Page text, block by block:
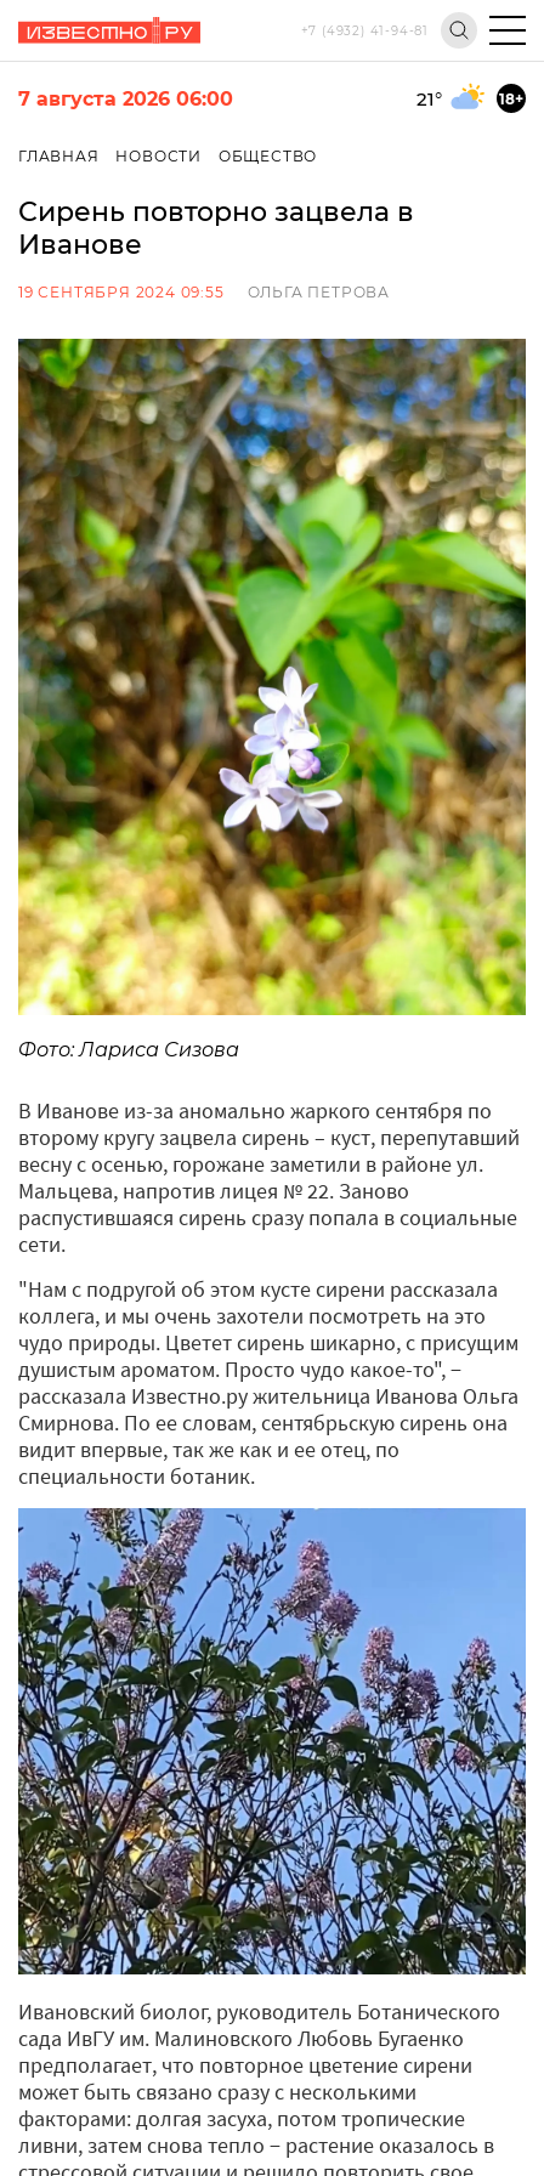
+7 (4932) 41-94-81
7 августа 2026 06:00 21° 18+
ГЛАВНАЯ НОВОСТИ ОБЩЕСТВО
Сирень повторно зацвела в
Иванове
19 СЕНТЯБРЯ 2024 09:55 ОЛЬГА ПЕТРОВА
Фото: Лариса Сизова
В Иванове из-за аномально жаркого сентября по
второму кругу зацвела сирень – куст, перепутавший
весну с осенью, горожане заметили в районе ул.
Мальцева, напротив лицея № 22. Заново
распустившаяся сирень сразу попала в социальные
сети.
"Нам с подругой об этом кусте сирени рассказала
коллега, и мы очень захотели посмотреть на это
чудо природы. Цветет сирень шикарно, с присущим
душистым ароматом. Просто чудо какое-то", −
рассказала Известно.ру жительница Иванова Ольга
Смирнова. По ее словам, сентябрьскую сирень она
видит впервые, так же как и ее отец, по
специальности ботаник.
Ивановский биолог, руководитель Ботанического
сада ИвГУ им. Малиновского Любовь Бугаенко
предполагает, что повторное цветение сирени
может быть связано сразу с несколькими
факторами: долгая засуха, потом тропические
ливни, затем снова тепло − растение оказалось в